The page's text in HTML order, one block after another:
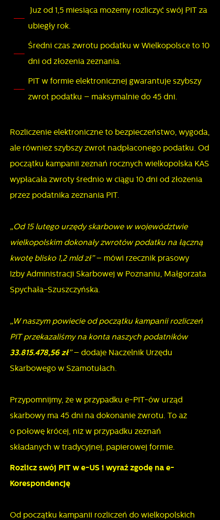
Już od 1,5 miesiąca możemy rozliczyć swój PIT za
ubiegły rok.
Średni czas zwrotu podatku w Wielkopolsce to 10
dni od złożenia zeznania.
PIT w formie elektronicznej gwarantuje szybszy
zwrot podatku – maksymalnie do 45 dni.
Rozliczenie elektroniczne to bezpieczeństwo, wygoda,
ale również szybszy zwrot nadpłaconego podatku. Od
początku kampanii zeznań rocznych wielkopolska KAS
wypłacała zwroty średnio w ciągu 10 dni od złożenia
przez podatnika zeznania PIT.
„Od 15 lutego urzędy skarbowe w województwie
wielkopolskim dokonały zwrotów podatku na łączną
kwotę blisko 1,2 mld zł”– mówi rzecznik prasowy
Izby Administracji Skarbowej w Poznaniu, Małgorzata
Spychała-Szuszczyńska.
„W naszym powiecie od początku kampanii rozliczeń
PIT przekazaliśmy na konta naszych podatników
33.815.478,56zł”– dodaje Naczelnik Urzędu
Skarbowego w Szamotułach.
Przypomnijmy, że w przypadku e-PIT-ów urząd
skarbowy ma 45 dni na dokonanie zwrotu. To aż
o połowę krócej, niż w przypadku zeznań
składanych w tradycyjnej, papierowej formie.
Rozlicz swój PIT w e-US i wyraź zgodę na e-
Korespondencję
Od początku kampanii rozliczeń do wielkopolskich
internetowych pod względem ich popularności wśród
użytkowników. Zgromadzone informacje są przetwarzane w
pliki cookies gwarantuje dostępność wszystkich
funkcjonalności.
Dzięki reklamowym plikom cookies prezentujemy Ci
najciekawsze informacje i aktualności na stronach naszych
partnerów.
Promocyjne pliki cookies służą do prezentowania Ci
upodobań oraz Twoich zwyczajów dotyczących
przeglądanej witryny internetowej. Treści promocyjne mogą
nasze treści w postaci wiadomości, ofert, komunikatów
mediów społecznościowych.
Więcej